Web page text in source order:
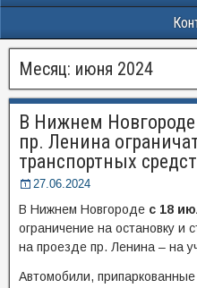
Месяц: июня 2024
В Нижнем
пр. Ленина
транспортных
27.06.2024
В Нижнем Новгороде с 18
ограничение на остановку и
на проезде пр. Ленина – на
Автомобили,